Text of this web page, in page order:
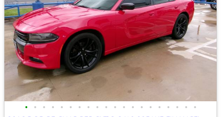
• • • • • • • • • • • • • • • • • • • •